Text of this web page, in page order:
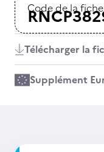
Code de la
Télécharger la
Supplément